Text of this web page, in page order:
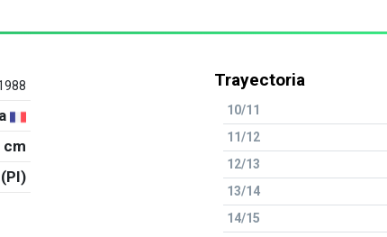
cm
Trayectoria
10/11
11/12
12/13
13/14
14/15